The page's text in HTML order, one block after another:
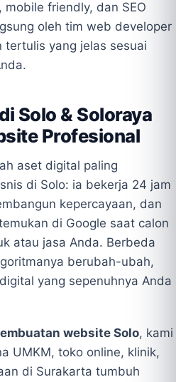
friendly, dan SEO
oleh tim web developer
tertulis yang jelas sesuai
Solo & Soloraya
Profesional
aset digital paling
di Solo: ia bekerja 24 jam
kepercayaan, dan
di Google saat calon
atau jasa Anda. Berbeda
berubah-ubah,
yang sepenuhnya Anda
website Solo, kami
UMKM, toko online, klinik,
di Surakarta tumbuh